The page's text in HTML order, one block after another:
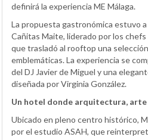
definirá la experiencia ME Málaga.
La propuesta gastronómica estuvo
Cañitas Maite, liderado por los chefs
que trasladó al rooftop una
emblemáticas. La experiencia se
del DJ Javier de Miguel y una
diseñada por Virginia González.
Un hotel donde arquitectura,
Ubicado en pleno centro histórico,
por el estudio ASAH, que